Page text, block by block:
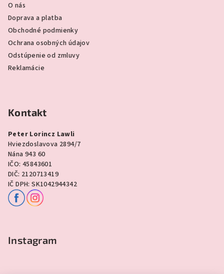
O nás
Doprava a platba
Obchodné podmienky
Ochrana osobných údajov
Odstúpenie od zmluvy
Reklamácie
Kontakt
Peter Lorincz Lawli
Hviezdoslavova 2894/7
Nána 943 60
IČO: 45843601
DIČ: 2120713419
IČ DPH: SK1042944342
Instagram